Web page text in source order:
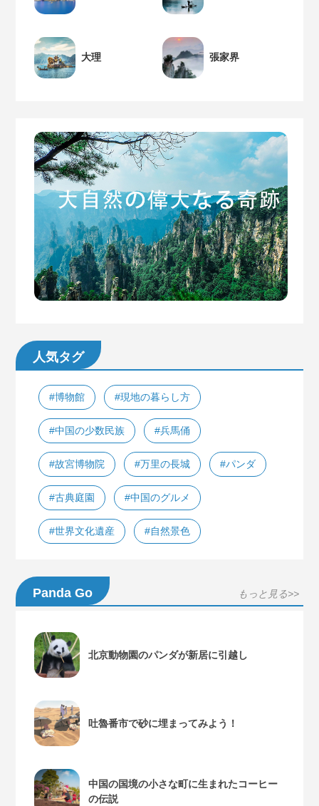
大理 張家界
人気タグ
#博物館 #現地の暮らし方
#中国の少数民族 #兵馬俑
#故宮博物院 #万里の長城 #パンダ
#古典庭園 #中国のグルメ
#世界文化遺産 #自然景色
Panda Go もっと見る>>
北京動物園のパンダが新居に引越し
吐魯番市で砂に埋まってみよう！
中国の国境の小さな町に生まれたコーヒー
の伝説